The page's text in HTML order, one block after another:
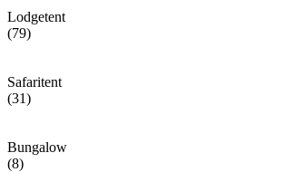
Lodgetent
(79)
Safaritent
(31)
Bungalow
(8)